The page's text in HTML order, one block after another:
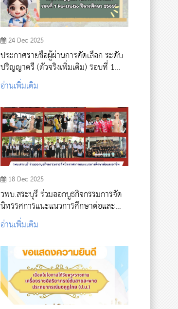
24 Dec 2025
ประกาศรายชื่อผู้ผ่านการคัดเลือก ระดับ
ปริญญาตรี (ตัวจริงเพิ่มเติม) รอบที่ 1
Portfolio ปีการศึกษา 2569
อ่านเพิ่มเติม
18 Dec 2025
วพบ.สระบุรี ร่วมออกบูธกิจกรรมการจัด
นิทรรศการแนะแนวการศึกษาต่อและ
อาชีพ “Illuminating Education
Paths”
อ่านเพิ่มเติม